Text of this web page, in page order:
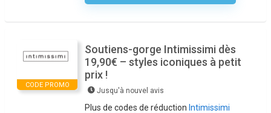
CODE PROMO
Soutiens-gorge Intimissimi dès
19,90€ – styles iconiques à petit
prix !
Jusqu'à nouvel avis
Plus de codes de réduction Intimissimi